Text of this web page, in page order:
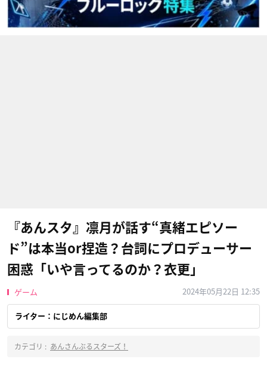
『あんスタ』凛月が話す“真緒エピソー
ド”は本当or捏造？台詞にプロデューサー
困惑「いや言ってるのか？衣更」
ゲーム 2024年05月22日 12:35
ライター：にじめん編集部
カテゴリ : あんさんぶるスターズ！